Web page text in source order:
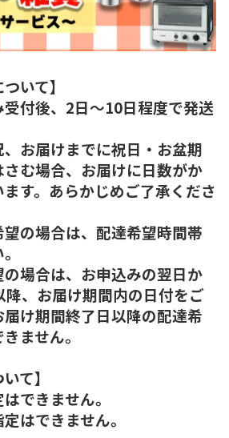
いて】
付後、2日～10日程度で発送
お届けまでに祝日・お盆期
む場合、お届けに日数がか
す。あらかじめご了承くださ
の場合は、配達希望時間帯
場合は、お申込みの翌日か
降、お届け期間内の日付をご
け期間終了日以降の配達希
ません。
て】
できません。
はできません。